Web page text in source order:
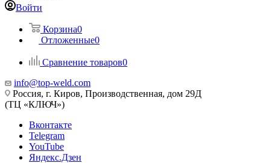
Войти
Корзина0
Отложенные0
Сравнение товаров0
info@top-weld.com
Россия, г. Киров, Производственная, дом 29Д
(ТЦ «КЛЮЧ»)
Вконтакте
Telegram
YouTube
Яндекс.Дзен